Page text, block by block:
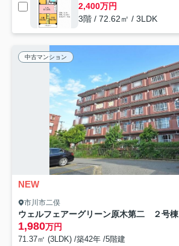
2,400万円
3階 / 72.62㎡ / 3LDK
中古マンション
NEW
市川市二俣
ウェルフェアーグリーン原木第二 ２号棟
1,980万円
71.37㎡ (3LDK) /築42年 /5階建